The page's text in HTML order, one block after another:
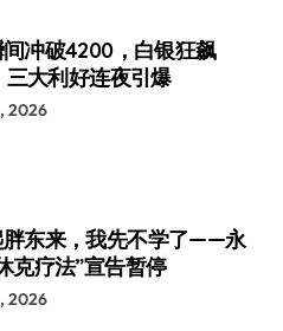
冲破4200，白银狂飙
三大利好连夜引爆
2026
胖东来，我先不学了——永
克疗法”宣告暂停
2026